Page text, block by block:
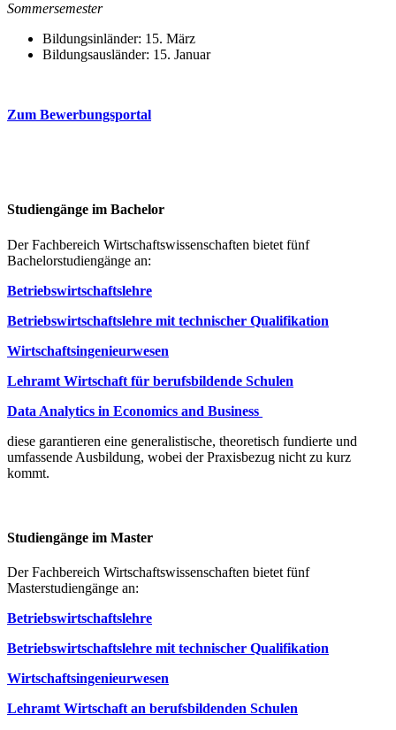
Sommersemester
Bildungsinländer: 15. März
Bildungsausländer: 15. Januar
Zum Bewerbungsportal
Studiengänge im Bachelor
Der Fachbereich Wirtschaftswissenschaften bietet fünf
Bachelorstudiengänge an:
Betriebswirtschaftslehre
Betriebswirtschaftslehre mit technischer Qualifikation
Wirtschaftsingenieurwesen
Lehramt Wirtschaft für berufsbildende Schulen
Data Analytics in Economics and Business
diese garantieren eine generalistische, theoretisch fundierte und
umfassende Ausbildung, wobei der Praxisbezug nicht zu kurz
kommt.
Studiengänge im Master
Der Fachbereich Wirtschaftswissenschaften bietet fünf
Masterstudiengänge an:
Betriebswirtschaftslehre
Betriebswirtschaftslehre mit technischer Qualifikation
Wirtschaftsingenieurwesen
Lehramt Wirtschaft an berufsbildenden Schulen